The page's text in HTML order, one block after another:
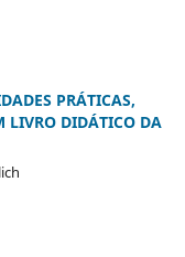
PRÁTICAS,
LIVRO DIDÁTICO DA